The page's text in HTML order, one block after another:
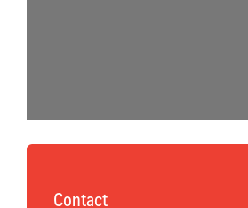
Contact